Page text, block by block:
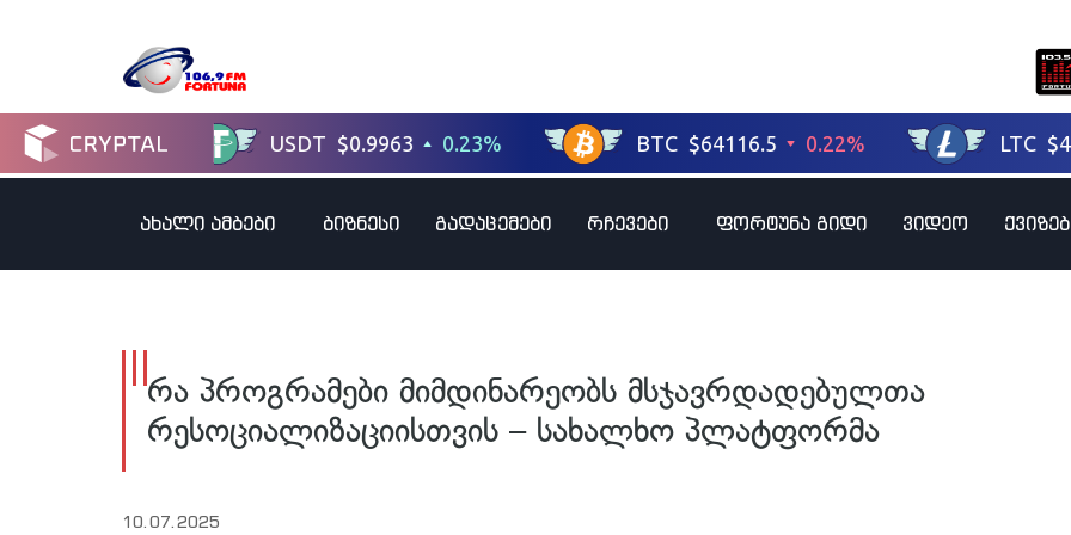
ახალი ამბები ბიზნესი გადაცემები რჩევები ფორტუნა გიდი ვიდეო
რა პროგრამები მიმდინარეობს მსჯავრდადებულთა
რესოციალიზაციისთვის – სახალხო პლატფორმა
10.07.2025